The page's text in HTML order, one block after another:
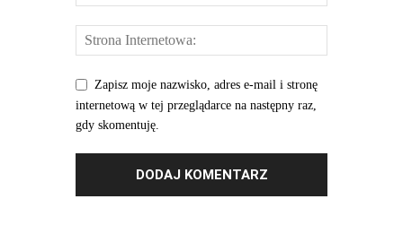
Zapisz moje nazwisko, adres e-mail i stronę
internetową w tej przeglądarce na następny raz,
gdy skomentuję.